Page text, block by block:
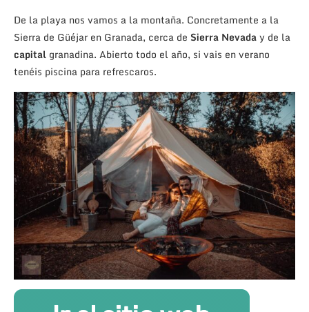
De la playa nos vamos a la montaña. Concretamente a la
Sierra de Güéjar en Granada, cerca de Sierra Nevaday de la
capital granadina. Abierto todo el año, si vais en verano
tenéis piscina para refrescaros.